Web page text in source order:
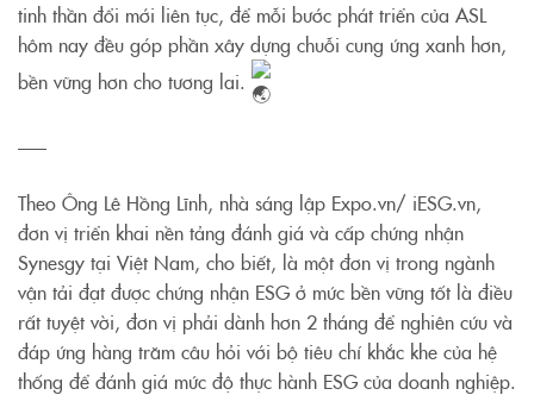
tinh thần đổi mới liên tục, để mỗi bước phát triển của ASL
hôm nay đều góp phần xây dựng chuỗi cung ứng xanh hơn,
bền vững hơn cho tương lai.
—–
Theo Ông Lê Hồng Lĩnh, nhà sáng lập Expo.vn/ iESG.vn,
đơn vị triển khai nền tảng đánh giá và cấp chứng nhận
Synesgy tại Việt Nam, cho biết, là một đơn vị trong ngành
vận tải đạt được chứng nhận ESG ở mức bền vững tốt là điều
rất tuyệt vời, đơn vị phải dành hơn 2 tháng để nghiên cứu và
đáp ứng hàng trăm câu hỏi với bộ tiêu chí khắc khe của hệ
thống để đánh giá mức độ thực hành ESG của doanh nghiệp.